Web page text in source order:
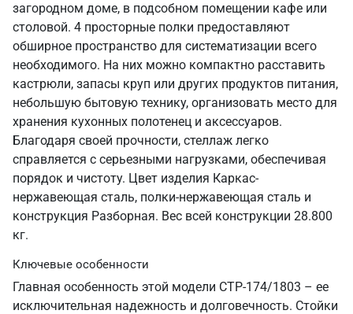
загородном доме, в подсобном помещении кафе или
столовой. 4 просторные полки предоставляют
обширное пространство для систематизации всего
необходимого. На них можно компактно расставить
кастрюли, запасы круп или других продуктов питания,
небольшую бытовую технику, организовать место для
хранения кухонных полотенец и аксессуаров.
Благодаря своей прочности, стеллаж легко
справляется с серьезными нагрузками, обеспечивая
порядок и чистоту. Цвет изделия Каркас-
нержавеющая сталь, полки-нержавеющая сталь и
конструкция Разборная. Вес всей конструкции 28.800
кг.
Ключевые особенности
Главная особенность этой модели СТР-174/1803 – ее
исключительная надежность и долговечность. Стойки